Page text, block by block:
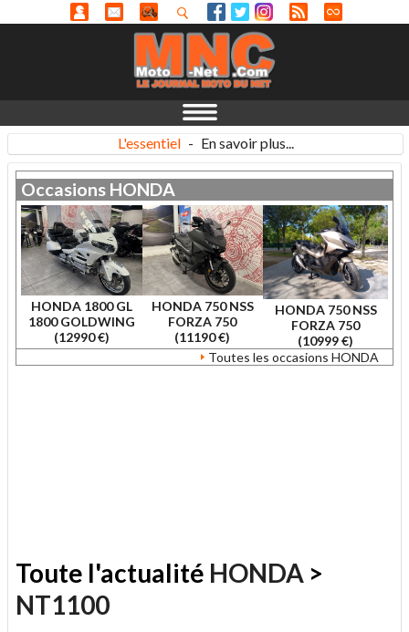
L'essentiel - En savoir plus...
Occasions HONDA
HONDA 1800 GL
1800 GOLDWING
(12990 €)
HONDA 750 NSS
FORZA 750
(11190 €)
HONDA 750 NSS
FORZA 750
(10999 €)
Toutes les occasions HONDA
Toute l'actualité HONDA >
NT1100